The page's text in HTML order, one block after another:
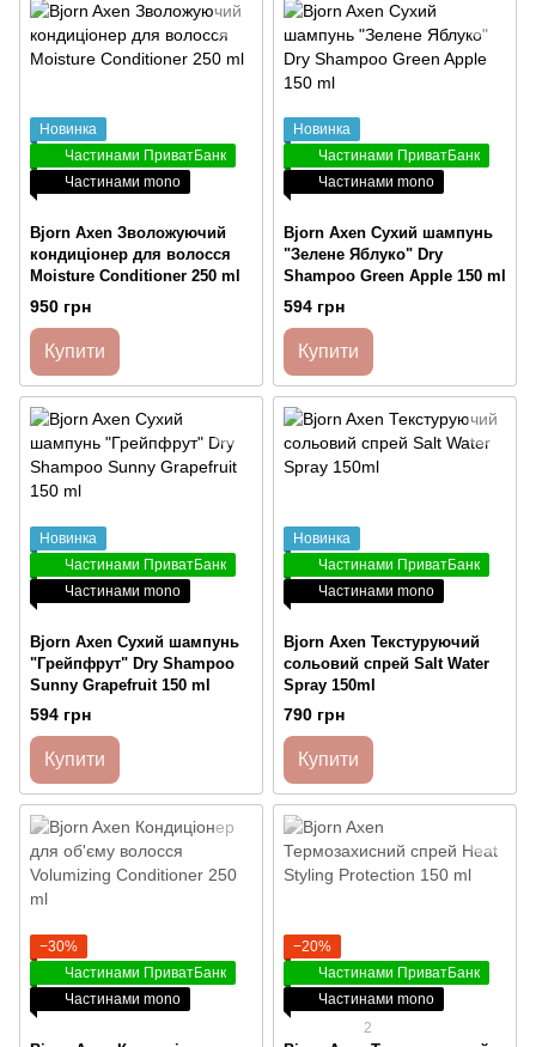
Новинка
Частинами ПриватБанк
Частинами mono
Bjorn Axen Зволожуючий
кондиціонер для волосся
Moisture Conditioner 250 ml
950 грн
Купити
Новинка
Частинами ПриватБанк
Частинами mono
Bjorn Axen Сухий шампунь
"Зелене Яблуко" Dry
Shampoo Green Apple 150 ml
594 грн
Купити
Новинка
Частинами ПриватБанк
Частинами mono
Bjorn Axen Сухий шампунь
"Грейпфрут" Dry Shampoo
Sunny Grapefruit 150 ml
594 грн
Купити
Новинка
Частинами ПриватБанк
Частинами mono
Bjorn Axen Текстуруючий
сольовий спрей Salt Water
Spray 150ml
790 грн
Купити
−30%
Частинами ПриватБанк
Частинами mono
−20%
Частинами ПриватБанк
Частинами mono
2